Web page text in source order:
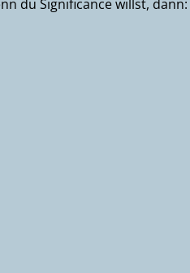
du Significance willst, dann: